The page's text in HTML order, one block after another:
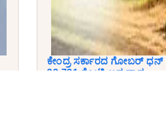
ಕೇಂದ್ರ ಸರ್ಕಾರದ ಗೋಬರ್
23,731 ಕೋಟಿ ಅನುದಾನ